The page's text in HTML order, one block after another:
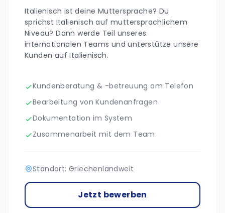
Italienisch ist deine Muttersprache? Du
sprichst Italienisch auf muttersprachlichem
Niveau? Dann werde Teil unseres
internationalen Teams und unterstütze unsere
Kunden auf Italienisch.
Kundenberatung & -betreuung am Telefon
Bearbeitung von Kundenanfragen
Dokumentation im System
Zusammenarbeit mit dem Team
Standort: Griechenlandweit
Jetzt bewerben